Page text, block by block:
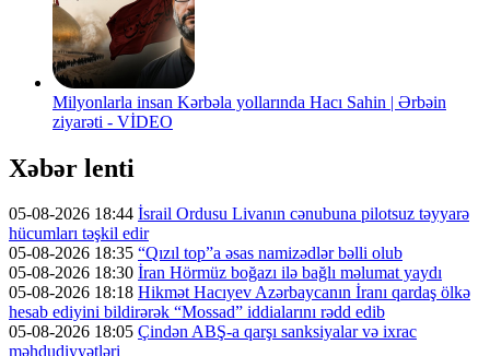
Milyonlarla insan Kərbəla yollarında Hacı Sahin | Ərbəin
ziyarəti - VİDEO
Xəbər lenti
05-08-2026 18:44 İsrail Ordusu Livanın cənubuna pilotsuz təyyarə
hücumları təşkil edir
05-08-2026 18:35 “Qızıl top”a əsas namizədlər bəlli olub
05-08-2026 18:30 İran Hörmüz boğazı ilə bağlı məlumat yaydı
05-08-2026 18:18 Hikmət Hacıyev Azərbaycanın İranı qardaş ölkə
hesab ediyini bildirərək “Mossad” iddialarını rədd edib
05-08-2026 18:05 Çindən ABŞ-a qarşı sanksiyalar və ixrac
məhdudiyyətləri